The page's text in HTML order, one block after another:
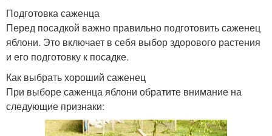
Подготовка саженца
Перед посадкой важно правильно подготовить саженец
яблони. Это включает в себя выбор здорового растения
и его подготовку к посадке.
Как выбрать хороший саженец
При выборе саженца яблони обратите внимание на
следующие признаки: